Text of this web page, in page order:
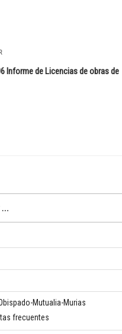
Informe de Licencias de obras de
Mutualia-Murias
frecuentes